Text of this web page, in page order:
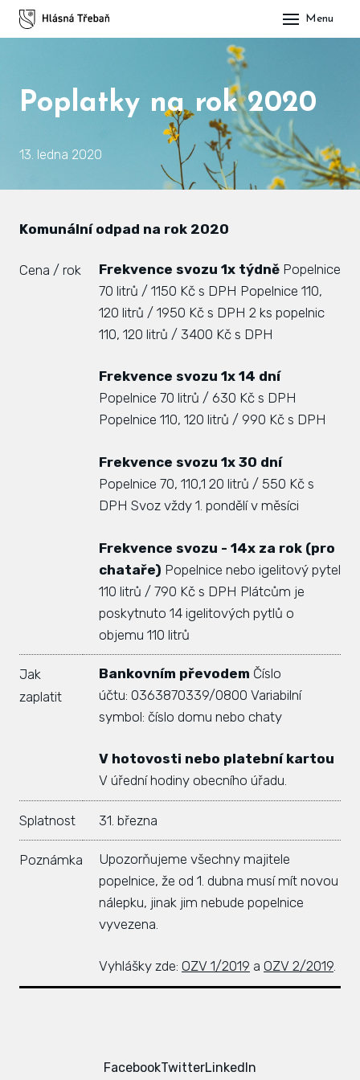
Menu
Poplatky na rok 2020
13. ledna 2020
Komunální odpad na rok 2020
Cena / rok Frekvence svozu 1x týdně Popelnice
70 litrů / 1150 Kč s DPH Popelnice 110,
120 litrů / 1950 Kč s DPH 2 ks popelnic
110, 120 litrů / 3400 Kč s DPH
Frekvence svozu 1x 14 dní
Popelnice 70 litrů / 630 Kč s DPH
Popelnice 110, 120 litrů / 990 Kč s DPH
Frekvence svozu 1x 30 dní
Popelnice 70, 110,1 20 litrů / 550 Kč s
DPH Svoz vždy 1. pondělí v měsíci
Frekvence svozu - 14x za rok (pro
chataře) Popelnice nebo igelitový pytel
110 litrů / 790 Kč s DPH Plátcům je
poskytnuto 14 igelitových pytlů o
objemu 110 litrů
Jak
zaplatit
Bankovním převodem Číslo
účtu: 0363870339/0800 Variabilní
symbol: číslo domu nebo chaty
V hotovosti nebo platební kartou
V úřední hodiny obecního úřadu.
Splatnost 31. března
Poznámka
Upozorňujeme všechny majitele
popelnice, že od 1. dubna musí mít novou
nálepku, jinak jim nebude popelnice
vyvezena.
Vyhlášky zde: OZV 1/2019 a OZV 2/2019.
FacebookTwitterLinkedIn